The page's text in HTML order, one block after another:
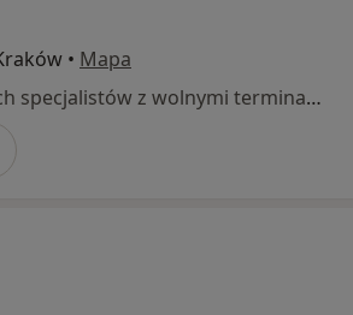
• Mapa
Brak dostępnych specjalistów z wolnymi terminami w tym centrum medycznym.